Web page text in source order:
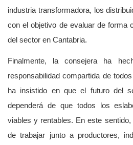
industria transformadora, los
con el objetivo de evaluar de forma
del sector en Cantabria.
Finalmente, la consejera ha
responsabilidad compartida de
ha insistido en que el futuro del
dependerá de que todos los
viables y rentables. En este
de trabajar junto a productores,